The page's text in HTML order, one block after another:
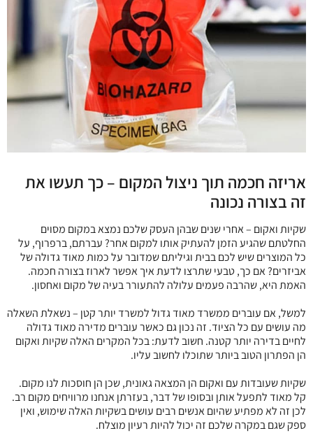
אריזה חכמה תוך ניצול המקום – כך תעשו את
זה בצורה נכונה
שקיות ואקום – אחרי שנים שבהן העסק שלכם נמצא במקום מסוים
החלטתם שהגיע הזמן להעתיק אותו למקום אחר? עברתם, ברפרוף, על
כל המוצרים שיש לכם בבית וגיליתם שמדובר על כמות מאוד גדולה של
אביזרים? אם כך, טבעי שתרצו לדעת איך אפשר לארוז בצורה חכמה.
האמת היא, שהרבה פעמים עלולה להתעורר בעיה של מקום ואחסון.
למשל, אם עוברים ממשרד מאוד גדול למשרד יותר קטן – נשאלת השאלה
מה עושים עם כל הציוד. זה נכון גם כאשר עוברים מדירה מאוד גדולה
לחיים בדירה יותר קטנה. חשוב לדעת: בכל המקרים האלה שקיות ואקום
הן הפתרון הטוב ביותר שתוכלו לחשוב עליו.
שקיות שעובדות עם ואקום הן המצאה גאונית, שכן הן חוסכות לנו מקום.
קל מאוד לתפעל אותן ובסופו של דבר, בעזרתן אנחנו מרוויחים מקום רב.
לכן זה לא מפתיע שהיום אנשים רבים עושים בשקיות האלה שימוש, ואין
ספק שגם במקרה שלכם זה יכול להיות רעיון מוצלח.